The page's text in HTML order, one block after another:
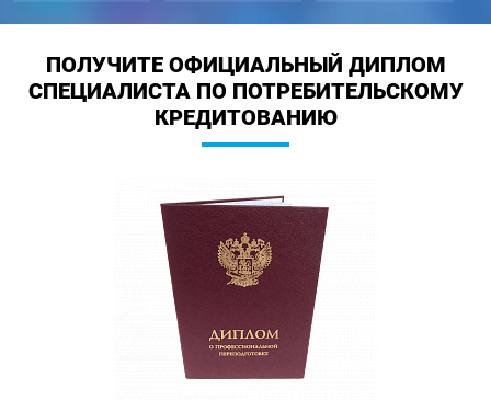
ПОЛУЧИТЕ ОФИЦИАЛЬНЫЙ ДИПЛОМ
СПЕЦИАЛИСТА ПО ПОТРЕБИТЕЛЬСКОМУ
КРЕДИТОВАНИЮ